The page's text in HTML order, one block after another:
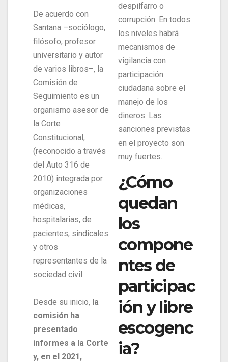
De acuerdo con
Santana –sociólogo,
filósofo, profesor
universitario y autor
de varios libros–, la
Comisión de
Seguimiento es un
organismo asesor de
la Corte
Constitucional,
(reconocido a través
del Auto 316 de
2010) integrada por
organizaciones
médicas,
hospitalarias, de
pacientes, sindicales
y otros
representantes de la
sociedad civil.
Desde su inicio, la
comisión ha
presentado
informes a la Corte
y, en el 2021,
despilfarro o
corrupción. En todos
los niveles habrá
mecanismos de
vigilancia con
participación
ciudadana sobre el
manejo de los
dineros. Las
sanciones previstas
en el proyecto son
muy fuertes.
¿Cómo
quedan
los
compone
ntes de
participac
ión y libre
escogenc
ia?